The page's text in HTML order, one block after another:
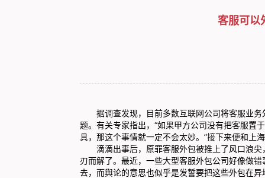
客服可以
据调查发现，目前多数互联网公司将客服业务
题。有关专家指出，“如果甲方公司没有把客服置
具，那这个事情就一定不会太妙。”接下来便和上
滴滴出事后，原罪客服外包被推上了风口浪尖
刃而解了。最近，一些大型客服外包公司好像做
去，而舆论的意思也似乎是发誓要把这些外包在